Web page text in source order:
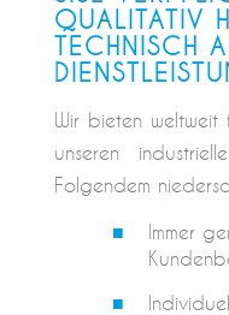
QUALITATIV
TECHNISCH
Wir bieten weltweit
unseren
Folgendem
Immer